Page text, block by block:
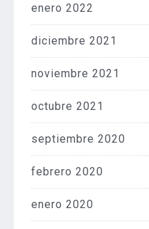
enero 2022
diciembre 2021
noviembre 2021
octubre 2021
septiembre 2020
febrero 2020
enero 2020